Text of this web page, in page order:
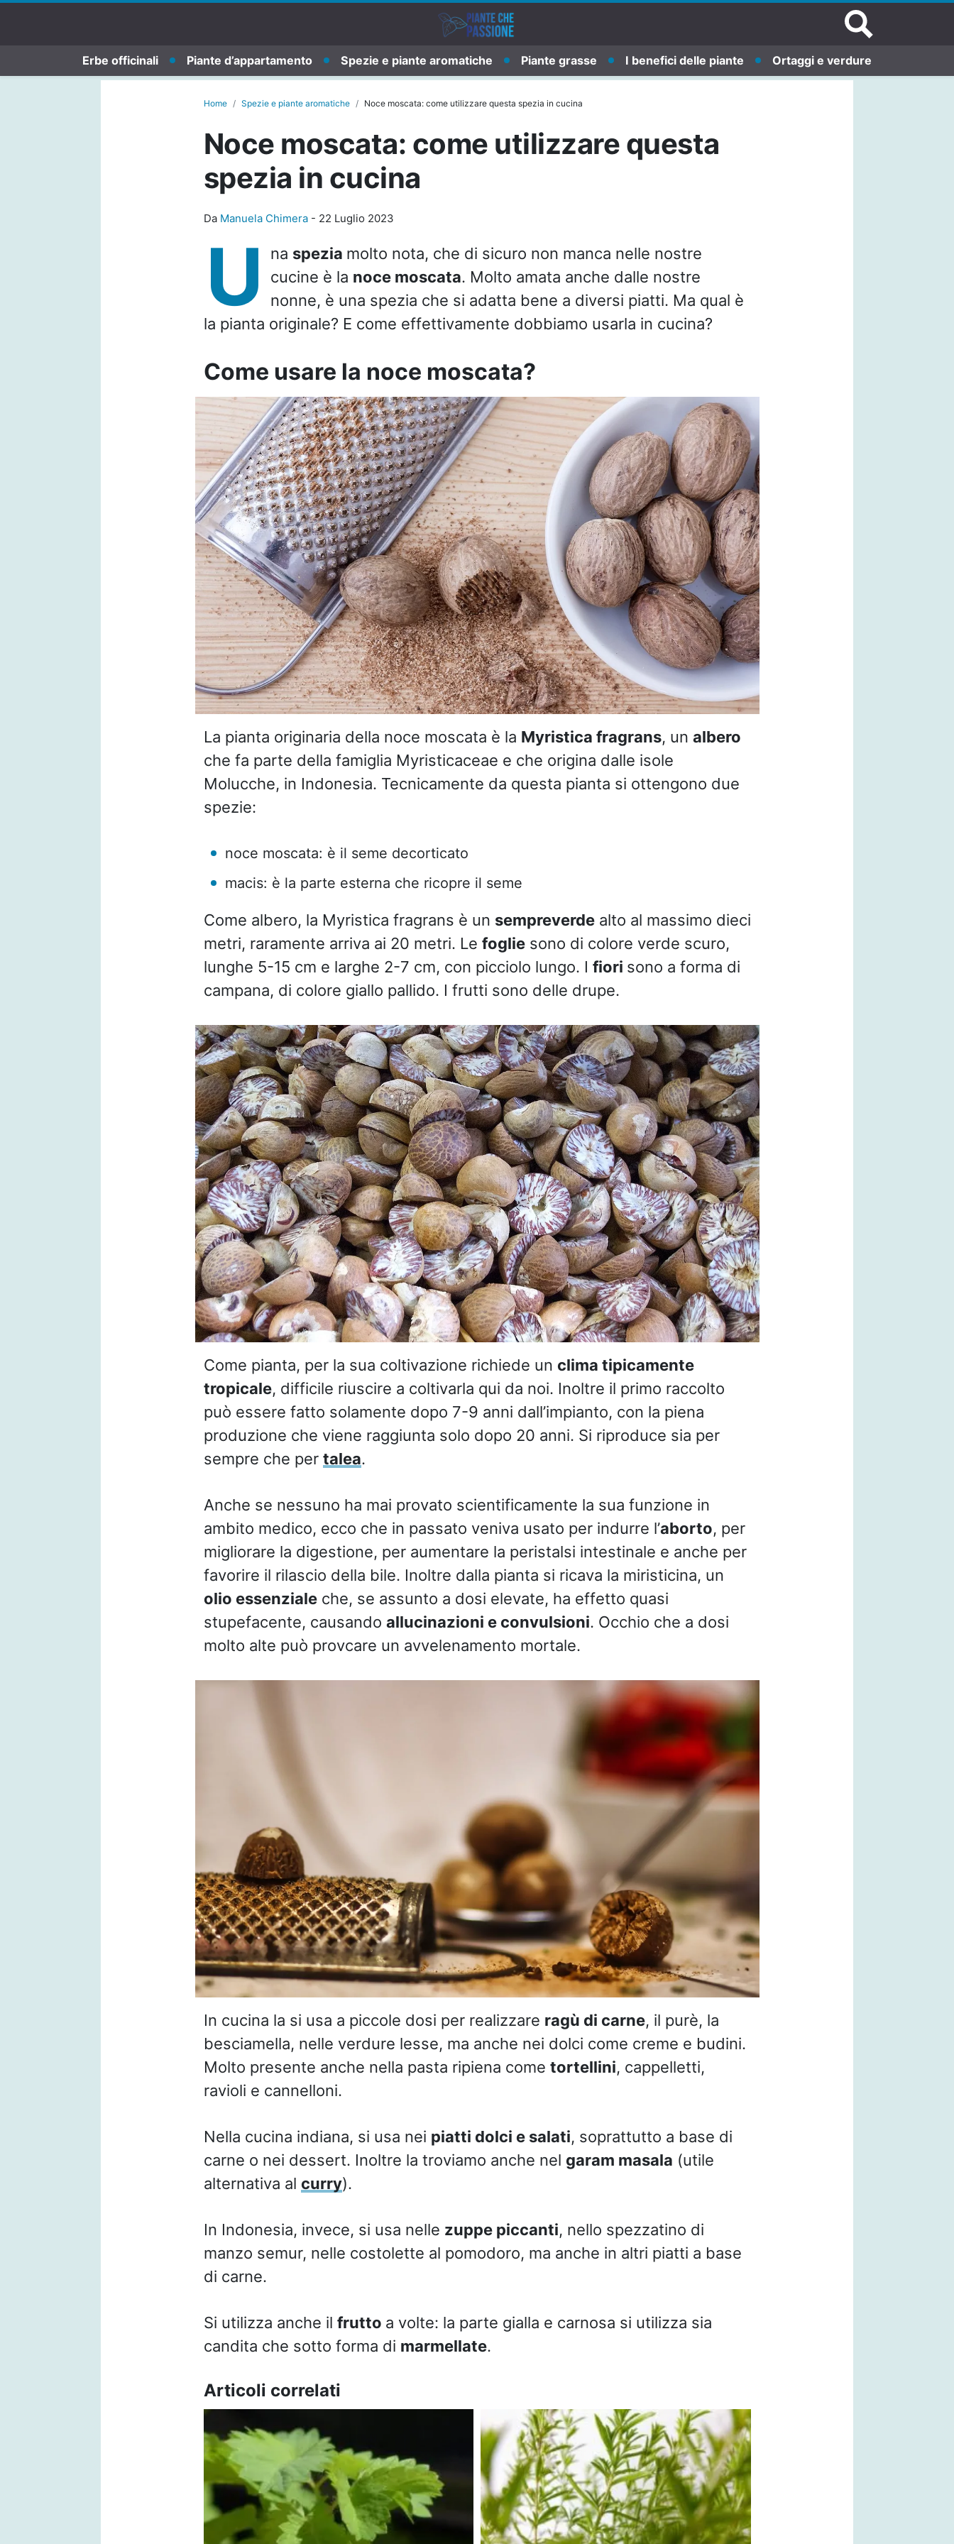
Erbe officinali Piante d’appartamento Spezie e piante aromatiche Piante grasse I benefici delle piante Ortaggi e verdure
Home Spezie e piante aromatiche Noce moscata: come utilizzare questa spezia in cucina
Noce moscata: come utilizzare questa
spezia in cucina
Da Manuela Chimera- 22 Luglio 2023
U na spezia molto nota, che di sicuro non manca nelle nostre
cucine è la noce moscata. Molto amata anche dalle nostre
nonne, è una spezia che si adatta bene a diversi piatti. Ma qual è
la pianta originale? E come effettivamente dobbiamo usarla in cucina?
Come usare la noce moscata?
La pianta originaria della noce moscata è la Myristica fragrans, un albero
che fa parte della famiglia Myristicaceae e che origina dalle isole
Molucche, in Indonesia. Tecnicamente da questa pianta si ottengono due
spezie:
noce moscata: è il seme decorticato
macis: è la parte esterna che ricopre il seme
Come albero, la Myristica fragrans è un sempreverdealto al massimo dieci
metri, raramente arriva ai 20 metri. Le fogliesono di colore verde scuro,
lunghe 5-15 cm e larghe 2-7 cm, con picciolo lungo. I fiori sono a forma di
campana, di colore giallo pallido. I frutti sono delle drupe.
Come pianta, per la sua coltivazione richiede un clima tipicamente
tropicale, difficile riuscire a coltivarla qui da noi. Inoltre il primo raccolto
può essere fatto solamente dopo 7-9 anni dall’impianto, con la piena
produzione che viene raggiunta solo dopo 20 anni. Si riproduce sia per
sempre che per talea.
Anche se nessuno ha mai provato scientificamente la sua funzione in
ambito medico, ecco che in passato veniva usato per indurre l’aborto, per
migliorare la digestione, per aumentare la peristalsi intestinale e anche per
favorire il rilascio della bile. Inoltre dalla pianta si ricava la miristicina, un
olio essenzialeche, se assunto a dosi elevate, ha effetto quasi
stupefacente, causando allucinazioni e convulsioni. Occhio che a dosi
molto alte può provcare un avvelenamento mortale.
In cucina la si usa a piccole dosi per realizzare ragù di carne, il purè, la
besciamella, nelle verdure lesse, ma anche nei dolci come creme e budini.
Molto presente anche nella pasta ripiena come tortellini, cappelletti,
ravioli e cannelloni.
Nella cucina indiana, si usa nei piatti dolci e salati, soprattutto a base di
carne o nei dessert. Inoltre la troviamo anche nel garam masala (utile
alternativa al curry).
In Indonesia, invece, si usa nelle zuppe piccanti, nello spezzatino di
manzo semur, nelle costolette al pomodoro, ma anche in altri piatti a base
di carne.
Si utilizza anche il frutto a volte: la parte gialla e carnosa si utilizza sia
candita che sotto forma di marmellate.
Articoli correlati